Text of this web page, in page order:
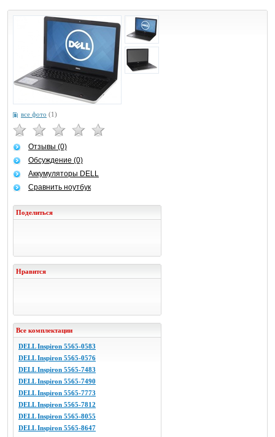
все фото (1)
Отзывы (0)
Обсуждение (0)
Аккумуляторы DELL
Сравнить ноутбук
Поделиться
Нравится
Все комплектации
DELL Inspiron 5565-0583
DELL Inspiron 5565-0576
DELL Inspiron 5565-7483
DELL Inspiron 5565-7490
DELL Inspiron 5565-7773
DELL Inspiron 5565-7812
DELL Inspiron 5565-8055
DELL Inspiron 5565-8647